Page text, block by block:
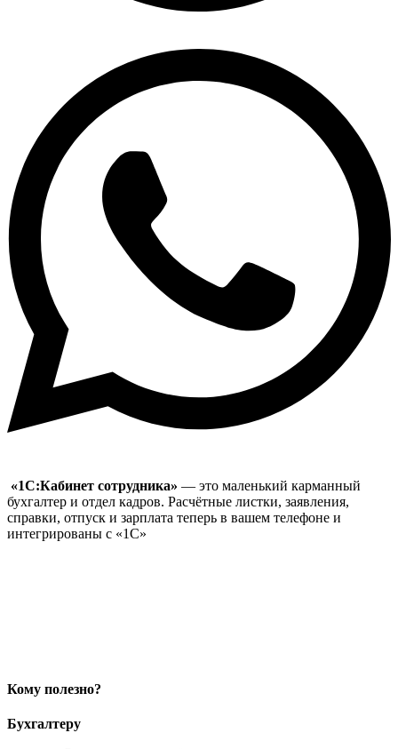
«1С:Кабинет сотрудника» — это маленький карманный
бухгалтер и отдел кадров. Расчётные листки, заявления,
справки, отпуск и зарплата теперь в вашем телефоне и
интегрированы с «1С»
Кому полезно?
Бухгалтеру